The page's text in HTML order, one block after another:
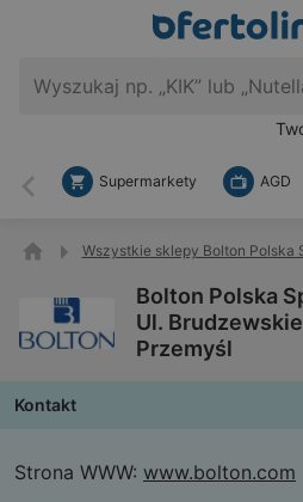
Wstecz
Supermarkety AGD
Wszystkie sklepy Bolton Polska
Bolton Polska
Ul.
Przemyśl
Kontakt
Strona WWW: www.bolton.com